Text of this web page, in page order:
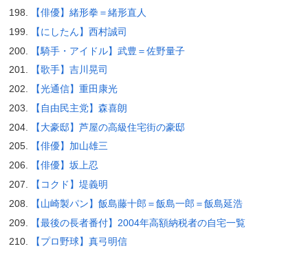
【俳優】緒形拳＝緒形直人
【にしたん】西村誠司
【騎手・アイドル】武豊＝佐野量子
【歌手】吉川晃司
【光通信】重田康光
【自由民主党】森喜朗
【大豪邸】芦屋の高級住宅街の豪邸
【俳優】加山雄三
【俳優】坂上忍
【コクド】堤義明
【山崎製パン】飯島藤十郎＝飯島一郎＝飯島延浩
【最後の長者番付】2004年高額納税者の自宅一覧
【プロ野球】真弓明信